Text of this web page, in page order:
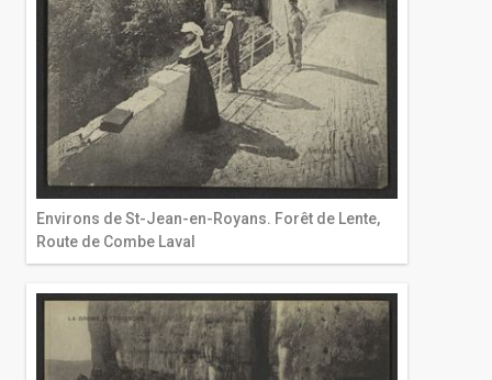
Environs de St-Jean-en-Royans. Forêt de Lente,
Route de Combe Laval